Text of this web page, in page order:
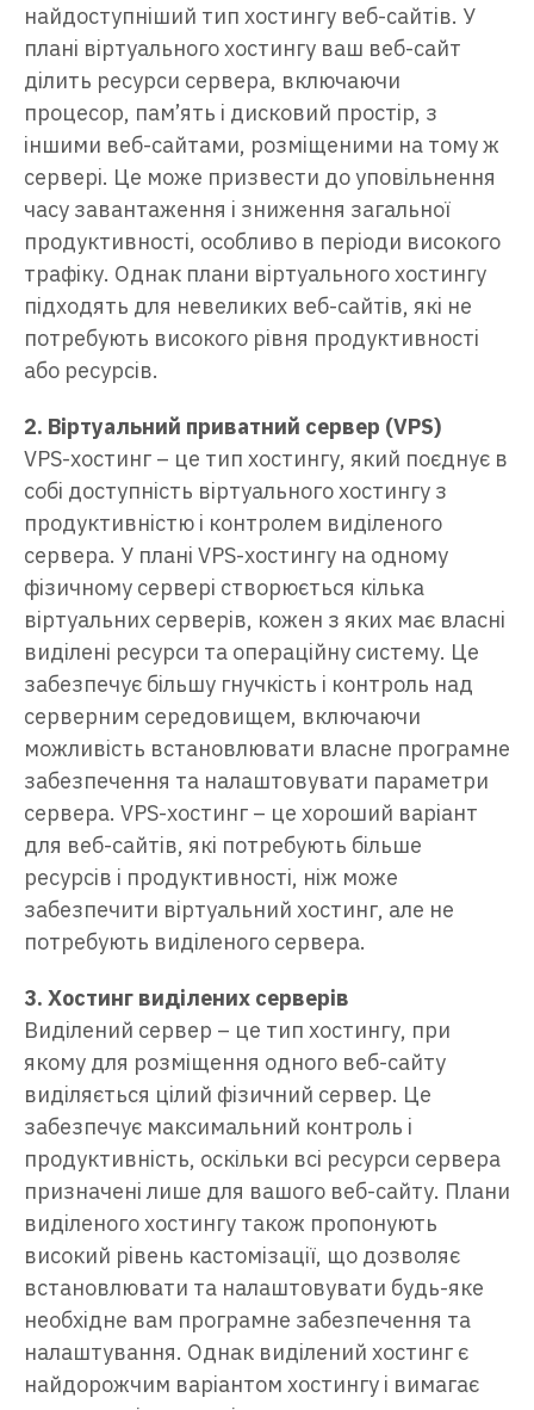
найдоступніший тип хостингу веб-сайтів. У
плані віртуального хостингу ваш веб-сайт
ділить ресурси сервера, включаючи
процесор, пам’ять і дисковий простір, з
іншими веб-сайтами, розміщеними на тому ж
сервері. Це може призвести до уповільнення
часу завантаження і зниження загальної
продуктивності, особливо в періоди високого
трафіку. Однак плани віртуального хостингу
підходять для невеликих веб-сайтів, які не
потребують високого рівня продуктивності
або ресурсів.
2. Віртуальний приватний сервер (VPS)
VPS-хостинг – це тип хостингу, який поєднує в
собі доступність віртуального хостингу з
продуктивністю і контролем виділеного
сервера. У плані VPS-хостингу на одному
фізичному сервері створюється кілька
віртуальних серверів, кожен з яких має власні
виділені ресурси та операційну систему. Це
забезпечує більшу гнучкість і контроль над
серверним середовищем, включаючи
можливість встановлювати власне програмне
забезпечення та налаштовувати параметри
сервера. VPS-хостинг – це хороший варіант
для веб-сайтів, які потребують більше
ресурсів і продуктивності, ніж може
забезпечити віртуальний хостинг, але не
потребують виділеного сервера.
3. Хостинг виділених серверів
Виділений сервер – це тип хостингу, при
якому для розміщення одного веб-сайту
виділяється цілий фізичний сервер. Це
забезпечує максимальний контроль і
продуктивність, оскільки всі ресурси сервера
призначені лише для вашого веб-сайту. Плани
виділеного хостингу також пропонують
високий рівень кастомізації, що дозволяє
встановлювати та налаштовувати будь-яке
необхідне вам програмне забезпечення та
налаштування. Однак виділений хостинг є
найдорожчим варіантом хостингу і вимагає